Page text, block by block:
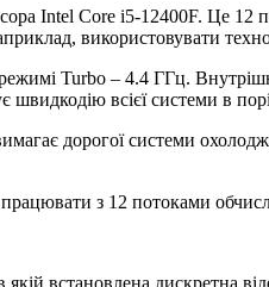
Intel Core i5-12400F. Це 12
використовувати
Turbo – 4.4 ГГц.
всієї системи в
дорогої системи
з 12 потоками
встановлена дискретна